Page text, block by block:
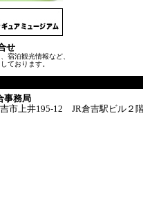
せ
宿泊観光情報など、
ております。
事務局
市上井195-12 JR倉吉駅ビル２